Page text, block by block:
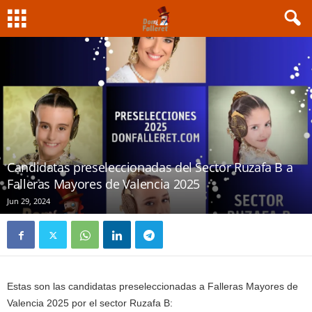
Candidatas preseleccionadas del Sector Ruzafa B a
Falleras Mayores de Valencia 2025
Jun 29, 2024
Estas son las candidatas preseleccionadas a Falleras Mayores de
Valencia 2025 por el sector Ruzafa B: